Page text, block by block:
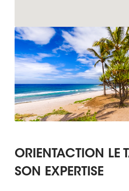
ORIENTACTION LE
SON EXPERTISE